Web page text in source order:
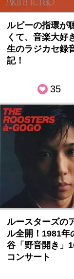
ルビーの指環が
くて、音楽大好
生のラジカセ録
記！
35
ルースターズの
ル全開！1981年
谷「野音開き」
コンサート